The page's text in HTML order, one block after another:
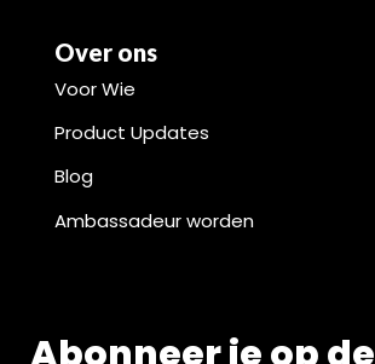
Over ons
Voor Wie
Product Updates
Blog
Ambassadeur worden